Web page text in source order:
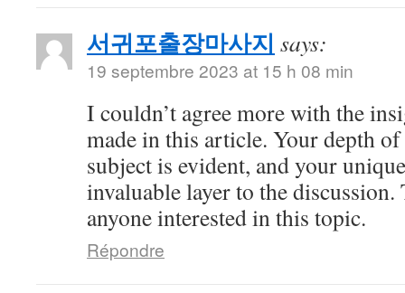
서귀포출장마사지 says:
19 septembre 2023 at 15 h 08 min
I couldn’t agree more with the
made in this article. Your depth
subject is evident, and your
invaluable layer to the
anyone interested in this topic.
Répondre